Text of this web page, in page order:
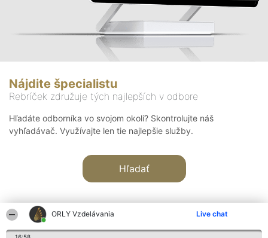
ORLY Vzdelávania Live chat
Nájdite špecialistu
Rebríček združuje tých najlepších v odbore
Hľadáte odborníka vo svojom okolí? Skontrolujte náš
vyhľadávač. Využívajte len tie najlepšie služby.
Hľadať